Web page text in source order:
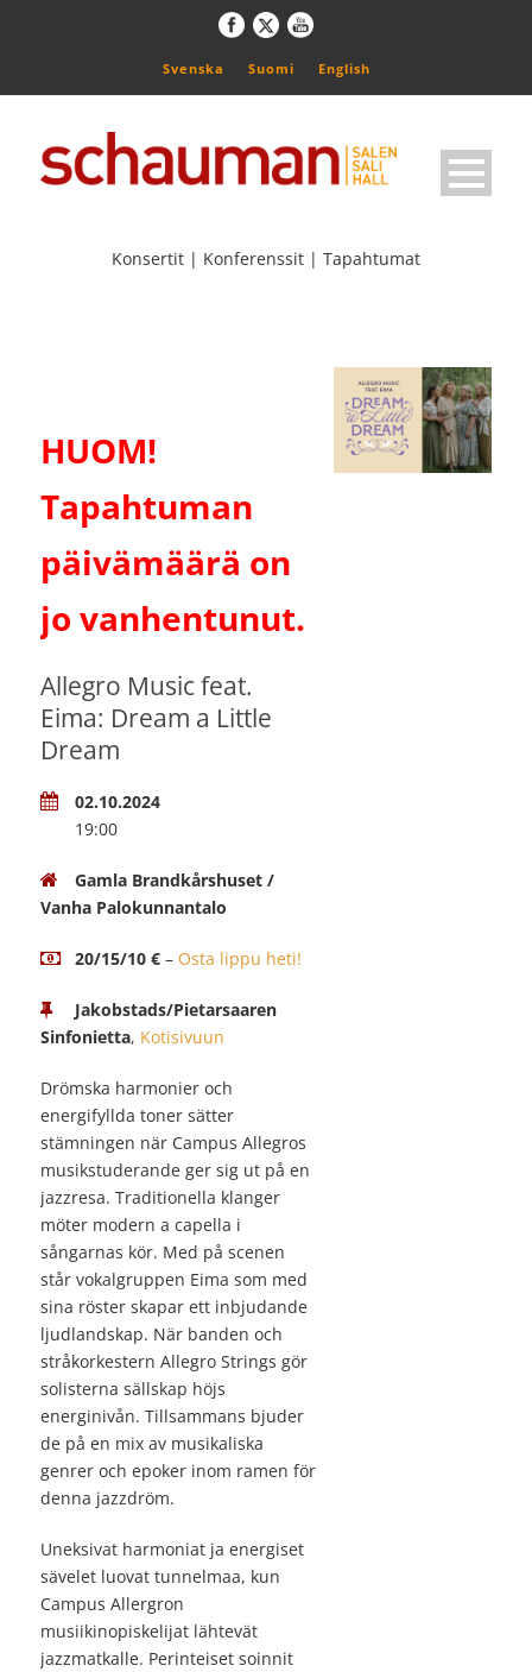
Svenska Suomi English
Konsertit | Konferenssit | Tapahtumat
HUOM!
Tapahtuman
päivämäärä on
jo vanhentunut.
Allegro Music feat.
Eima: Dream a Little
Dream
02.10.2024
19:00
Gamla Brandkårshuset /
Vanha Palokunnantalo
20/15/10 € – Osta lippu heti!
Jakobstads/Pietarsaaren
Sinfonietta, Kotisivuun
Drömska harmonier och
energifyllda toner sätter
stämningen när Campus Allegros
musikstuderande ger sig ut på en
jazzresa. Traditionella klanger
möter modern a capella i
sångarnas kör. Med på scenen
står vokalgruppen Eima som med
sina röster skapar ett inbjudande
ljudlandskap. När banden och
stråkorkestern Allegro Strings gör
solisterna sällskap höjs
energinivån. Tillsammans bjuder
de på en mix av musikaliska
genrer och epoker inom ramen för
denna jazzdröm.
Uneksivat harmoniat ja energiset
sävelet luovat tunnelmaa, kun
Campus Allergron
musiikinopiskelijat lähtevät
jazzmatkalle. Perinteiset soinnit